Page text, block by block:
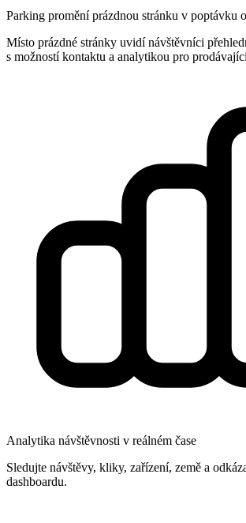
Parking promění prázdnou stránku v poptávku
Místo prázdné stránky uvidí návštěvníci
s možností kontaktu a analytikou pro
Analytika návštěvnosti v reálném čase
Sledujte návštěvy, kliky, zařízení, země a
dashboardu.